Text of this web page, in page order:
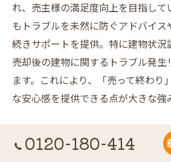
れ、売主様の満足度向上を目指し
もトラブルを未然に防ぐアドバイ
続きサポートを提供。特に建物状況
売却後の建物に関するトラブル発
ます。これにより、「売って終わり
な安心感を提供できる点が大きな強
不動産売却の悩みを丁寧に解決
不動産売却には多くの悩みが伴い
0120-180-414